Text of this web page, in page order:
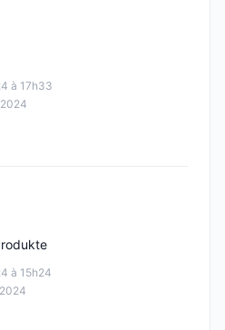
à 17h33
à 15h24